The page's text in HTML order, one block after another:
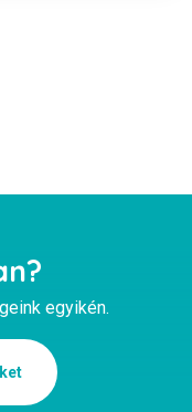
egyikén.